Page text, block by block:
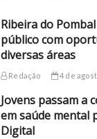
Ribeira do
público com
diversas áreas
Redação 4 de
Jovens passam a
em saúde mental
Digital